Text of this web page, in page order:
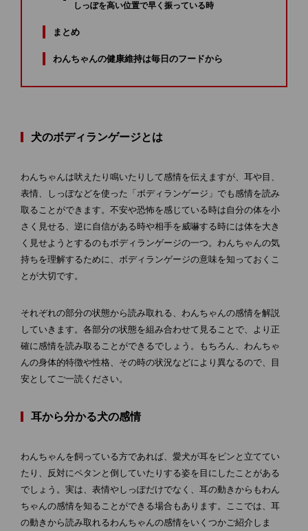
しっぽを高い位置で早く振っている時
まとめ
わんちゃんの健康維持は毎日のフードから
犬のボディランゲージとは
わんちゃんは吠えたり鳴いたりして感情を伝えますが、耳や目、
表情、しっぽなどを使った「ボディランゲージ」でも感情を読み
取ることができます。不安や恐怖を感じている時は自分の体を小
さく見せる、逆に自信がある時や相手を威嚇する時には体を大き
く見せようとするのもボディランゲージの一つ。わんちゃんの気
持ちを理解するために、ボディランゲージの意味を知っておくこ
とが大切です。
それぞれの部分の状態から読み取れる、わんちゃんの感情を解説
していきます。各部分の状態を組み合わせて見ることで、より正
確に感情を読み取ることができるでしょう。もちろん、わんちゃ
んの身体的特徴や性格、その時の状況などにより異なるので、目
安としてご一読ください。
耳から分かる犬の感情
わんちゃんを飼っている方であれば、愛犬が耳をピンと立ててい
たり、反対にペタンと倒していたりする姿を目にしたことがある
でしょう。実は、表情やしっぽだけでなく、耳の動きからもわん
ちゃんの感情を知ることができる場合もあります。ここでは、耳
の動きから読み取れるわんちゃんの感情をいくつかご紹介しま